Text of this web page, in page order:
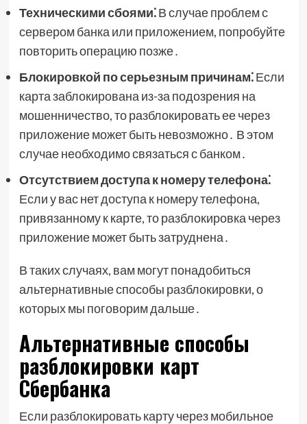
Техническими сбоями⁚В случае проблем с
сервером банка или приложением, попробуйте
повторить операцию позже․
Блокировкой по серьезным причинам⁚Если
карта заблокирована из-за подозрения на
мошенничество, то разблокировать ее через
приложение может быть невозможно․ В этом
случае необходимо связаться с банком․
Отсутствием доступа к номеру телефона⁚
Если у вас нет доступа к номеру телефона,
привязанному к карте, то разблокировка через
приложение может быть затруднена․
В таких случаях, вам могут понадобиться
альтернативные способы разблокировки, о
которых мы поговорим дальше․
Альтернативные способы
разблокировки карт
Сбербанка
Если разблокировать карту через мобильное